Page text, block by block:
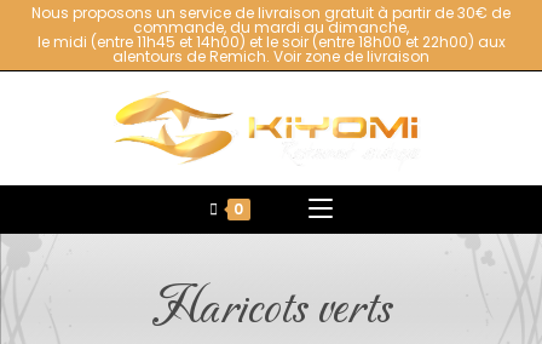
Nous proposons un service de livraison gratuit à partir de 30€ de
commande, du mardi au dimanche,
le midi (entre 11h45 et 14h00) et le soir (entre 18h00 et 22h00) aux
alentours de Remich. Voir zone de livraison
0
Haricots verts